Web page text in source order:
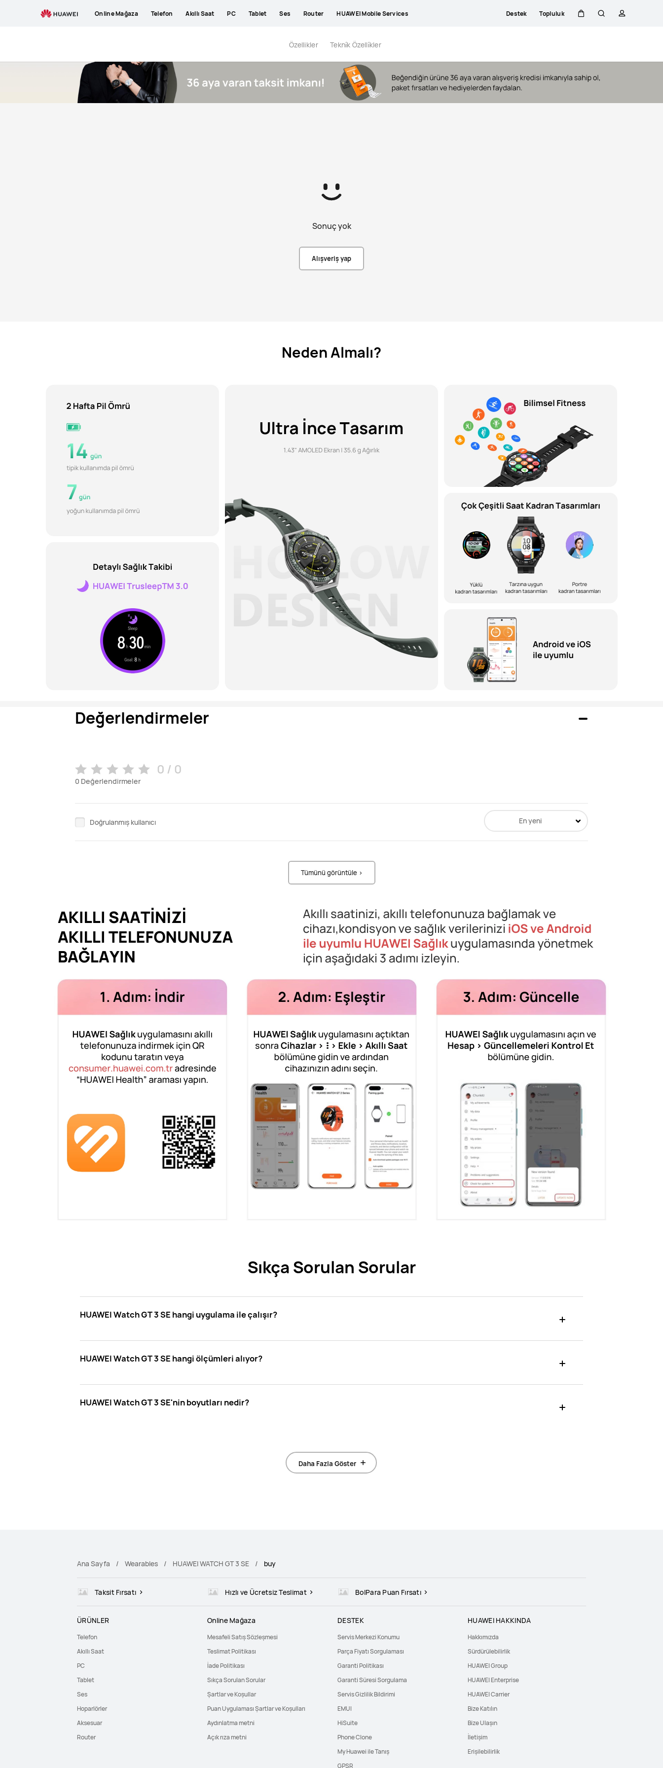
Online Mağaza Telefon Akıllı Saat PC Tablet Ses Router HUAWEI Mobile Services Destek Topluluk
Özellikler Tekni̇k Özelli̇kler
Sonuç yok
Alışveriş yap
Neden Almalı?
Değerlendirmeler
0 / 0
0 Değerlendirmeler
Doğrulanmış kullanıcı En yeni
Tümünü görüntüle >
Sıkça Sorulan Sorular
HUAWEI Watch GT 3 SE hangi uygulama ile çalışır?
HUAWEI Watch GT 3 SE hangi ölçümleri alıyor?
HUAWEI Watch GT 3 SE'nin boyutları nedir?
Daha Fazla Göster
Ana Sayfa Wearables HUAWEI WATCH GT 3 SE buy
Taksit Fırsatı Hızlı ve Ücretsiz Teslimat BolPara Puan Fırsatı
ÜRÜNLER
Telefon
Akıllı Saat
PC
Tablet
Ses
Hoparlörler
Aksesuar
Router
Online Mağaza
Mesafeli Satış Sözleşmesi
Teslimat Politikası
İade Politikası
Sıkça Sorulan Sorular
Şartlar ve Koşullar
Puan Uygulaması Şartlar ve Koşulları
Aydınlatma metni
Açık rıza metni
DESTEK
Servis Merkezi Konumu
Parça Fiyatı Sorgulaması
Garanti Politikası
Garanti Süresi Sorgulama
Servis Gizlilik Bildirimi
EMUI
HiSuite
Phone Clone
My Huawei ile Tanış
GPSR
HUAWEI HAKKINDA
Hakkımızda
Sürdürülebilirlik
HUAWEI Group
HUAWEI Enterprise
HUAWEI Carrier
Bize Katılın
Bize Ulaşın
İletişim
Erişilebilirlik